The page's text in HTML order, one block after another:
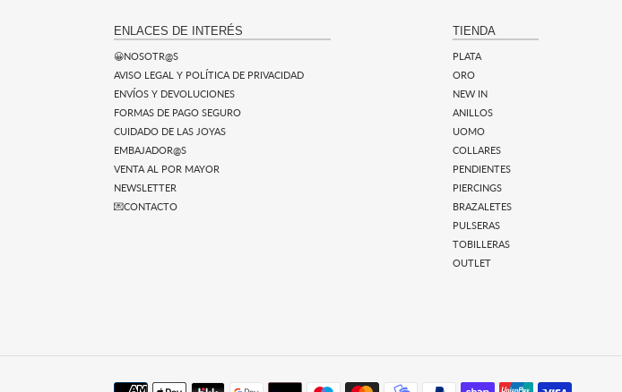
ENLACES DE INTERÉS
😀NOSOTR@S
AVISO LEGAL Y POLÍTICA DE PRIVACIDAD
ENVÍOS Y DEVOLUCIONES
FORMAS DE PAGO SEGURO
CUIDADO DE LAS JOYAS
EMBAJADOR@S
VENTA AL POR MAYOR
NEWSLETTER
💌CONTACTO
TIENDA
PLATA
ORO
NEW IN
ANILLOS
UOMO
COLLARES
PENDIENTES
PIERCINGS
BRAZALETES
PULSERAS
TOBILLERAS
OUTLET